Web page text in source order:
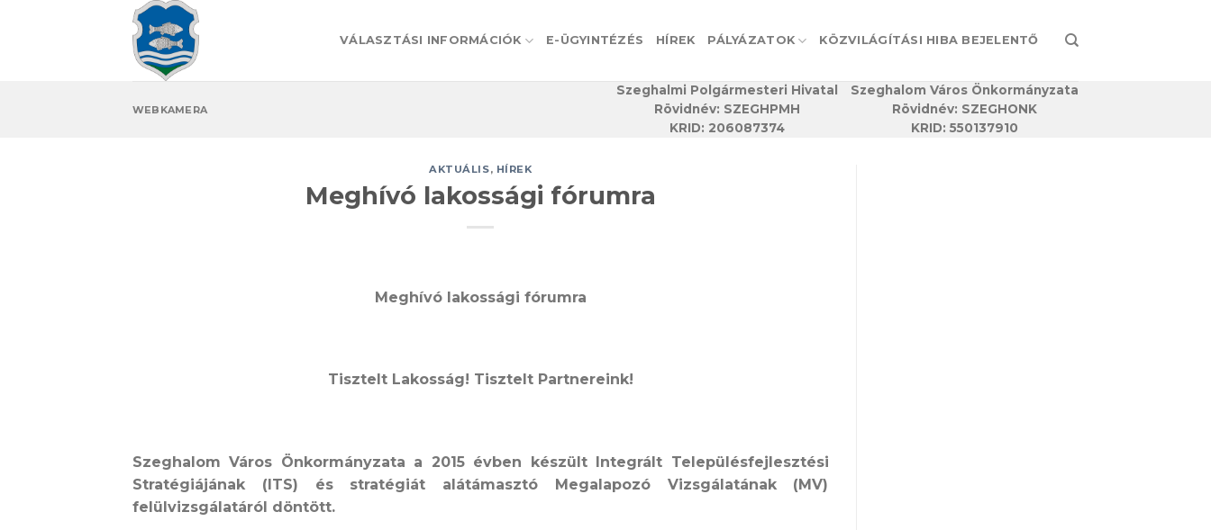
VÁLASZTÁSI INFORMÁCIÓK E-ÜGYINTÉZÉS HÍREK PÁLYÁZATOK KÖZVILÁGÍTÁSI HIBA BEJELENTŐ
WEBKAMERA
Szeghalmi Polgármesteri Hivatal
Rövidnév: SZEGHPMH
KRID: 206087374
Szeghalom Város Önkormányzata
Rövidnév: SZEGHONK
KRID: 550137910
AKTUÁLIS, HÍREK
Meghívó lakossági fórumra
Meghívó lakossági fórumra
Tisztelt Lakosság! Tisztelt Partnereink!
Szeghalom Város Önkormányzata a 2015 évben készült Integrált Településfejlesztési
Stratégiájának (ITS) és stratégiát alátámasztó Megalapozó Vizsgálatának (MV)
felülvizsgálatáról döntött.